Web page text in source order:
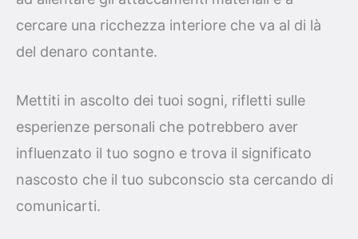
cercare una ricchezza interiore che va al di là
del denaro contante.
Mettiti in ascolto dei tuoi sogni, rifletti sulle
esperienze personali che potrebbero aver
influenzato il tuo sogno e trova il significato
nascosto che il tuo subconscio sta cercando di
comunicarti.